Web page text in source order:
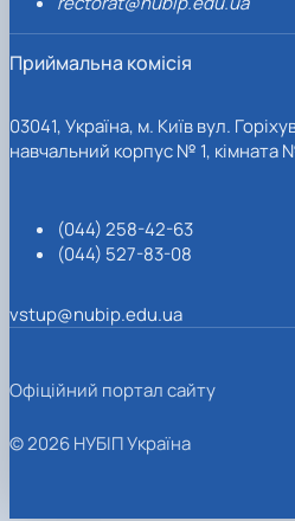
Приймальна комісія
03041, Україна, м. Київ вул.
навчальний корпус № 1, кімната
(044) 258-42-63
(044) 527-83-08
vstup@nubip.edu.ua
Офіційний портал сайту
© 2026 НУБІП Україна